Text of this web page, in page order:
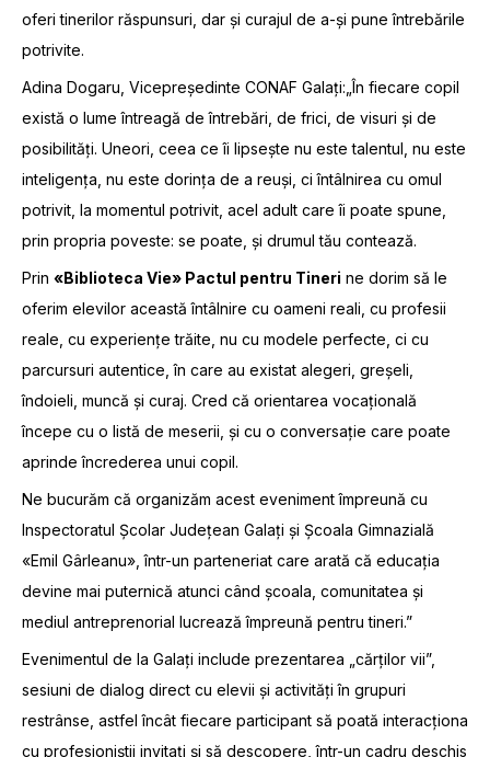
oferi tinerilor răspunsuri, dar și curajul de a-și pune întrebările
potrivite.
Adina Dogaru, Vicepreședinte CONAF Galați:„În fiecare copil
există o lume întreagă de întrebări, de frici, de visuri și de
posibilități. Uneori, ceea ce îi lipsește nu este talentul, nu este
inteligența, nu este dorința de a reuși, ci întâlnirea cu omul
potrivit, la momentul potrivit, acel adult care îi poate spune,
prin propria poveste: se poate, și drumul tău contează.
Prin «Biblioteca Vie» Pactul pentru Tineri ne dorim să le
oferim elevilor această întâlnire cu oameni reali, cu profesii
reale, cu experiențe trăite, nu cu modele perfecte, ci cu
parcursuri autentice, în care au existat alegeri, greșeli,
îndoieli, muncă și curaj. Cred că orientarea vocațională
începe cu o listă de meserii, și cu o conversație care poate
aprinde încrederea unui copil.
Ne bucurăm că organizăm acest eveniment împreună cu
Inspectoratul Școlar Județean Galați și Școala Gimnazială
«Emil Gârleanu», într-un parteneriat care arată că educația
devine mai puternică atunci când școala, comunitatea și
mediul antreprenorial lucrează împreună pentru tineri.”
Evenimentul de la Galați include prezentarea „cărților vii”,
sesiuni de dialog direct cu elevii și activități în grupuri
restrânse, astfel încât fiecare participant să poată interacționa
cu profesioniștii invitați și să descopere, într-un cadru deschis